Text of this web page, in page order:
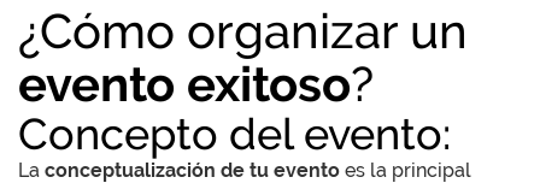
¿Cómo organizar un
evento exitoso?
Concepto del evento:
La conceptualización de tu evento es la principal